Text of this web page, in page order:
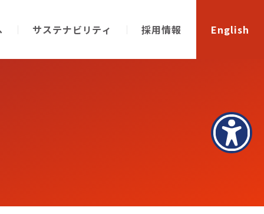
サステナビリティ 採用情報 English